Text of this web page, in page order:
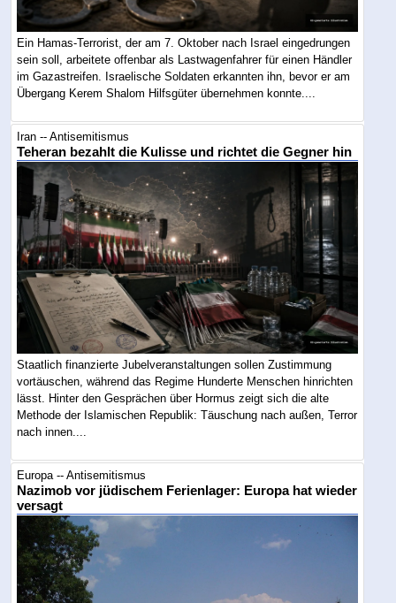
Ein Hamas-Terrorist, der am 7. Oktober nach Israel eingedrungen
sein soll, arbeitete offenbar als Lastwagenfahrer für einen Händler
im Gazastreifen. Israelische Soldaten erkannten ihn, bevor er am
Übergang Kerem Shalom Hilfsgüter übernehmen konnte....
Iran -- Antisemitismus
Teheran bezahlt die Kulisse und richtet die Gegner hin
Staatlich finanzierte Jubelveranstaltungen sollen Zustimmung
vortäuschen, während das Regime Hunderte Menschen hinrichten
lässt. Hinter den Gesprächen über Hormus zeigt sich die alte
Methode der Islamischen Republik: Täuschung nach außen, Terror
nach innen....
Europa -- Antisemitismus
Nazimob vor jüdischem Ferienlager: Europa hat wieder
versagt